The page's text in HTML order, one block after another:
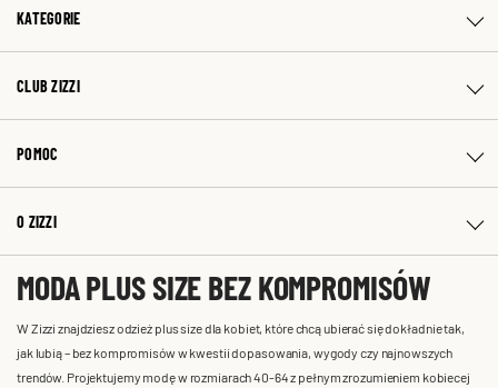
KATEGORIE
CLUB ZIZZI
POMOC
O ZIZZI
MODA PLUS SIZE BEZ KOMPROMISÓW
W Zizzi znajdziesz odzież plus size dla kobiet, które chcą ubierać się dokładnie tak,
jak lubią – bez kompromisów w kwestii dopasowania, wygody czy najnowszych
trendów. Projektujemy modę w rozmiarach 40-64 z pełnym zrozumieniem kobiecej